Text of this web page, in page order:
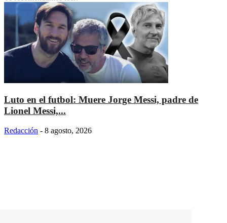
Luto en el futbol: Muere Jorge Messi, padre de
Lionel Messi,...
Redacción - 8 agosto, 2026